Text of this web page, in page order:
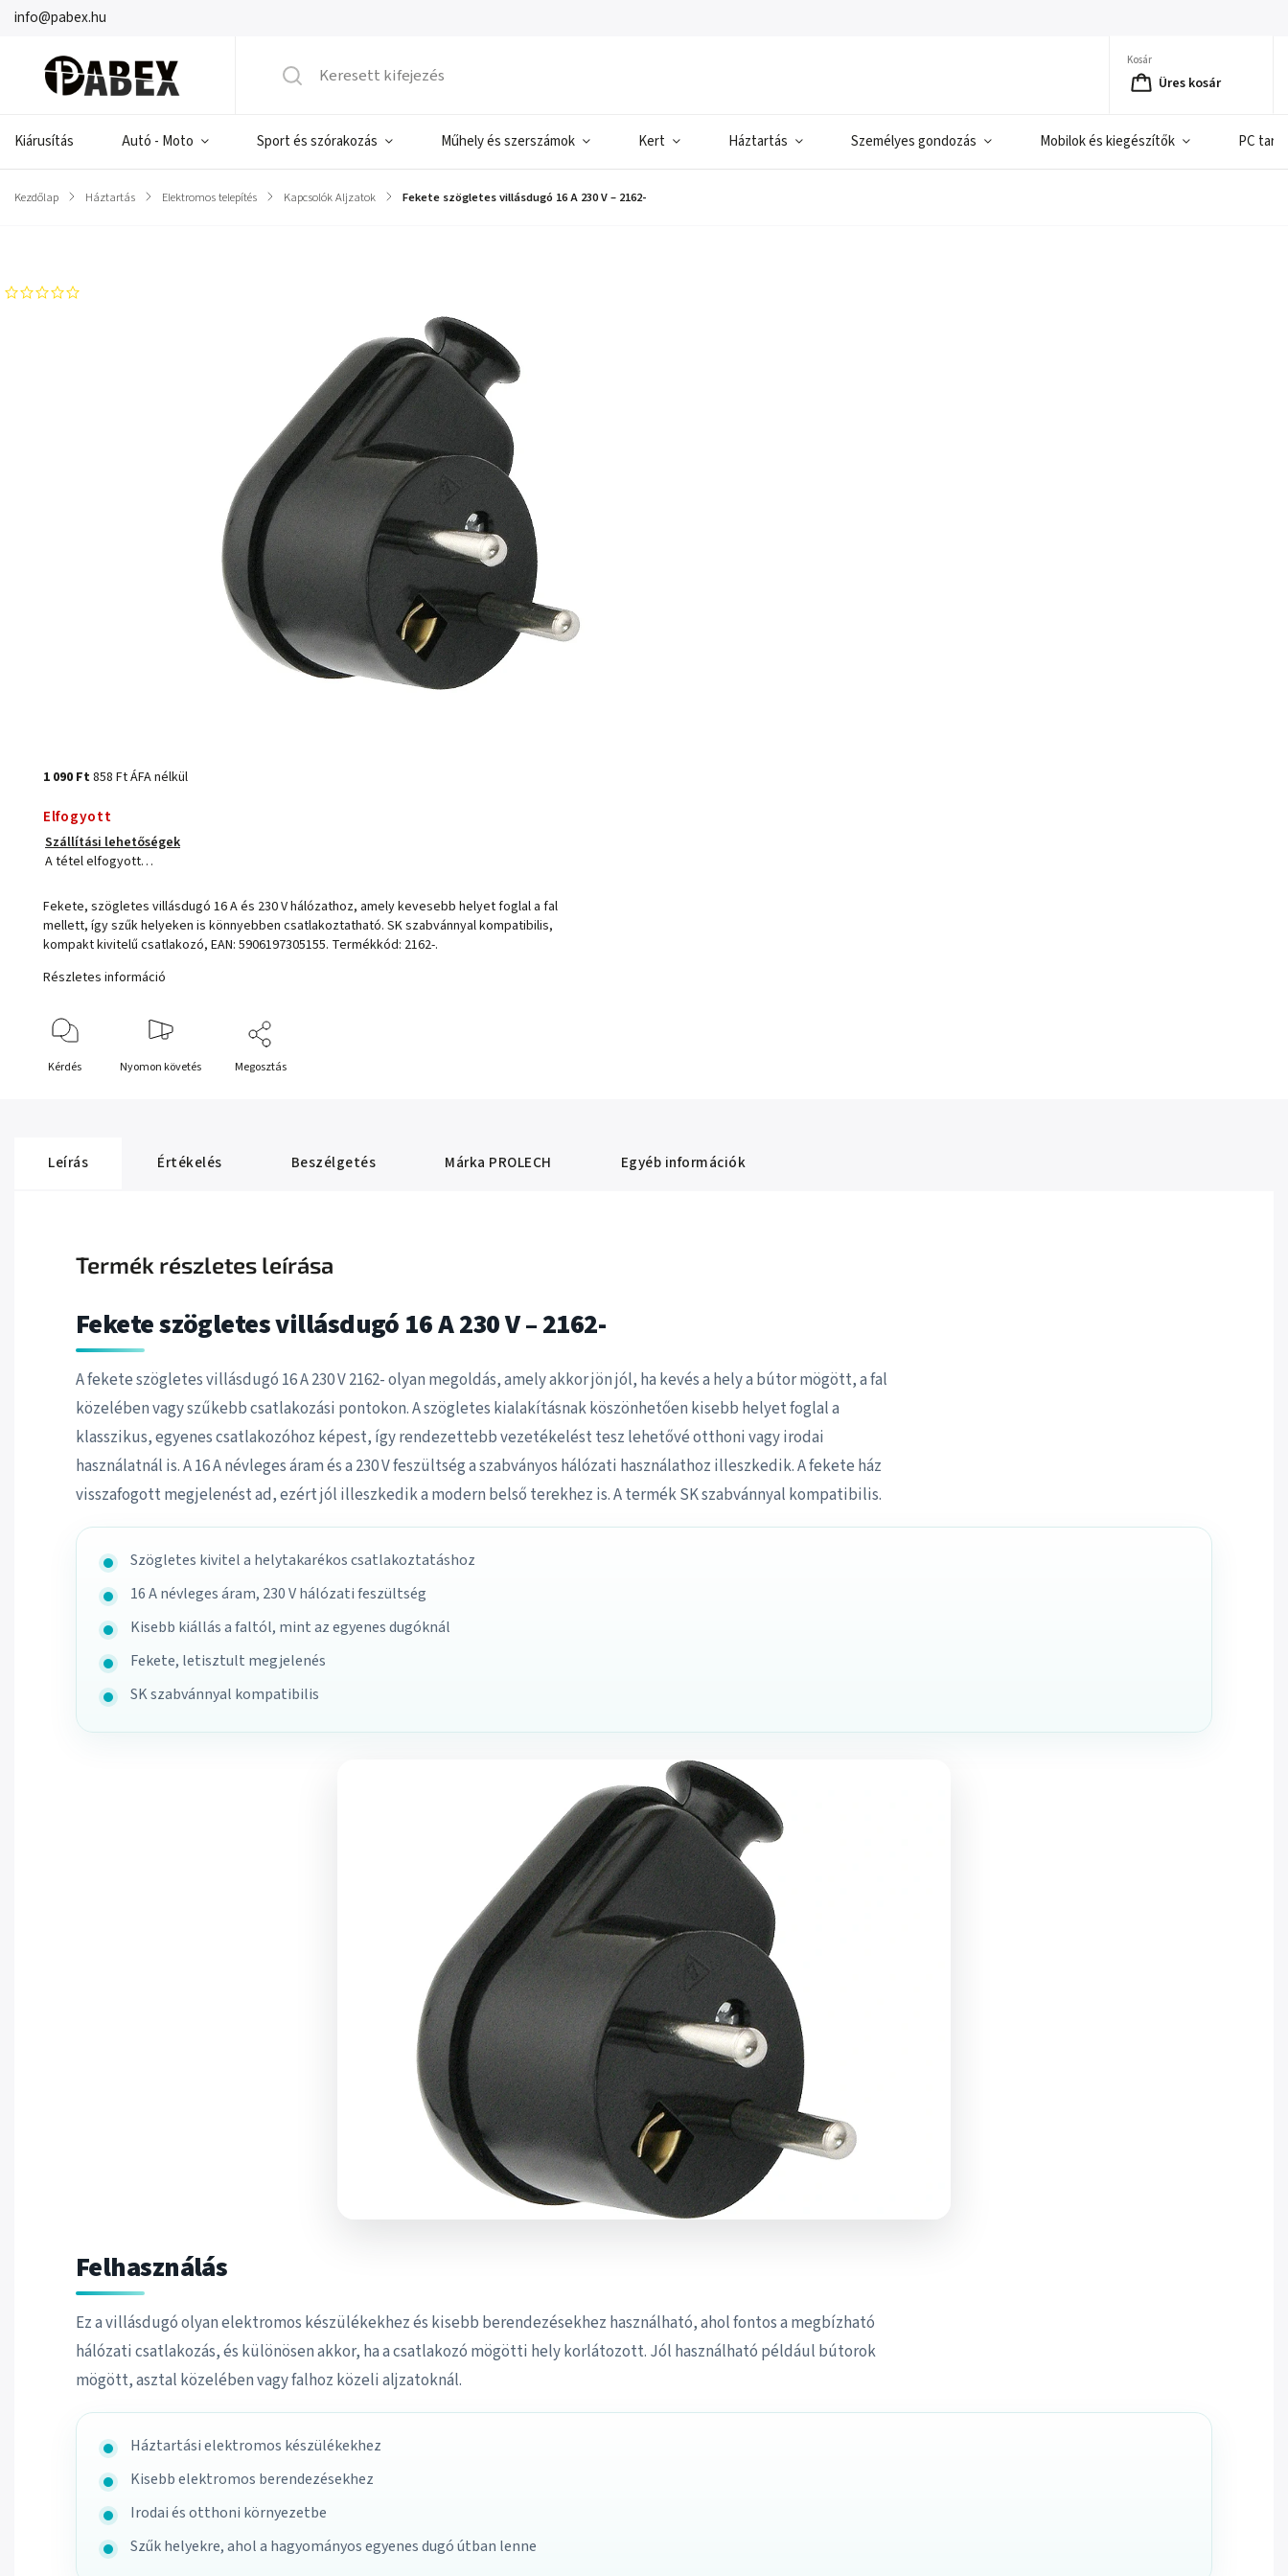
info@pabex.hu
Kosár
Üres kosár
Kiárusítás Autó - Moto Sport és szórakozás Műhely és szerszámok Kert Háztartás Személyes gondozás Mobilok és kiegészítők PC
Kezdőlap / Háztartás / Elektromos telepítés / Kapcsolók Aljzatok / Fekete szögletes villásdugó 16 A 230 V – 2162-
1 090 Ft858 Ft ÁFA nélkül
Elfogyott
Szállítási lehetőségek
A tétel elfogyott…
Fekete, szögletes villásdugó 16 A és 230 V hálózathoz, amely kevesebb helyet foglal a fal
mellett, így szűk helyeken is könnyebben csatlakoztatható. SK szabvánnyal kompatibilis,
kompakt kivitelű csatlakozó, EAN: 5906197305155. Termékkód: 2162-.
Részletes információ
Kérdés Nyomon követés Megosztás
Leírás Értékelés Beszélgetés Márka PROLECH Egyéb információk
Termék részletes leírása
Fekete szögletes villásdugó 16 A 230 V – 2162-
A fekete szögletes villásdugó 16 A 230 V 2162- olyan megoldás, amely akkor jön jól, ha kevés a hely a bútor mögött, a fal
közelében vagy szűkebb csatlakozási pontokon. A szögletes kialakításnak köszönhetően kisebb helyet foglal a
klasszikus, egyenes csatlakozóhoz képest, így rendezettebb vezetékelést tesz lehetővé otthoni vagy irodai
használatnál is. A 16 A névleges áram és a 230 V feszültség a szabványos hálózati használathoz illeszkedik. A fekete ház
visszafogott megjelenést ad, ezért jól illeszkedik a modern belső terekhez is. A termék SK szabvánnyal kompatibilis.
Szögletes kivitel a helytakarékos csatlakoztatáshoz
16 A névleges áram, 230 V hálózati feszültség
Kisebb kiállás a faltól, mint az egyenes dugóknál
Fekete, letisztult megjelenés
SK szabvánnyal kompatibilis
Felhasználás
Ez a villásdugó olyan elektromos készülékekhez és kisebb berendezésekhez használható, ahol fontos a megbízható
hálózati csatlakozás, és különösen akkor, ha a csatlakozó mögötti hely korlátozott. Jól használható például bútorok
mögött, asztal közelében vagy falhoz közeli aljzatoknál.
Háztartási elektromos készülékekhez
Kisebb elektromos berendezésekhez
Irodai és otthoni környezetbe
Szűk helyekre, ahol a hagyományos egyenes dugó útban lenne